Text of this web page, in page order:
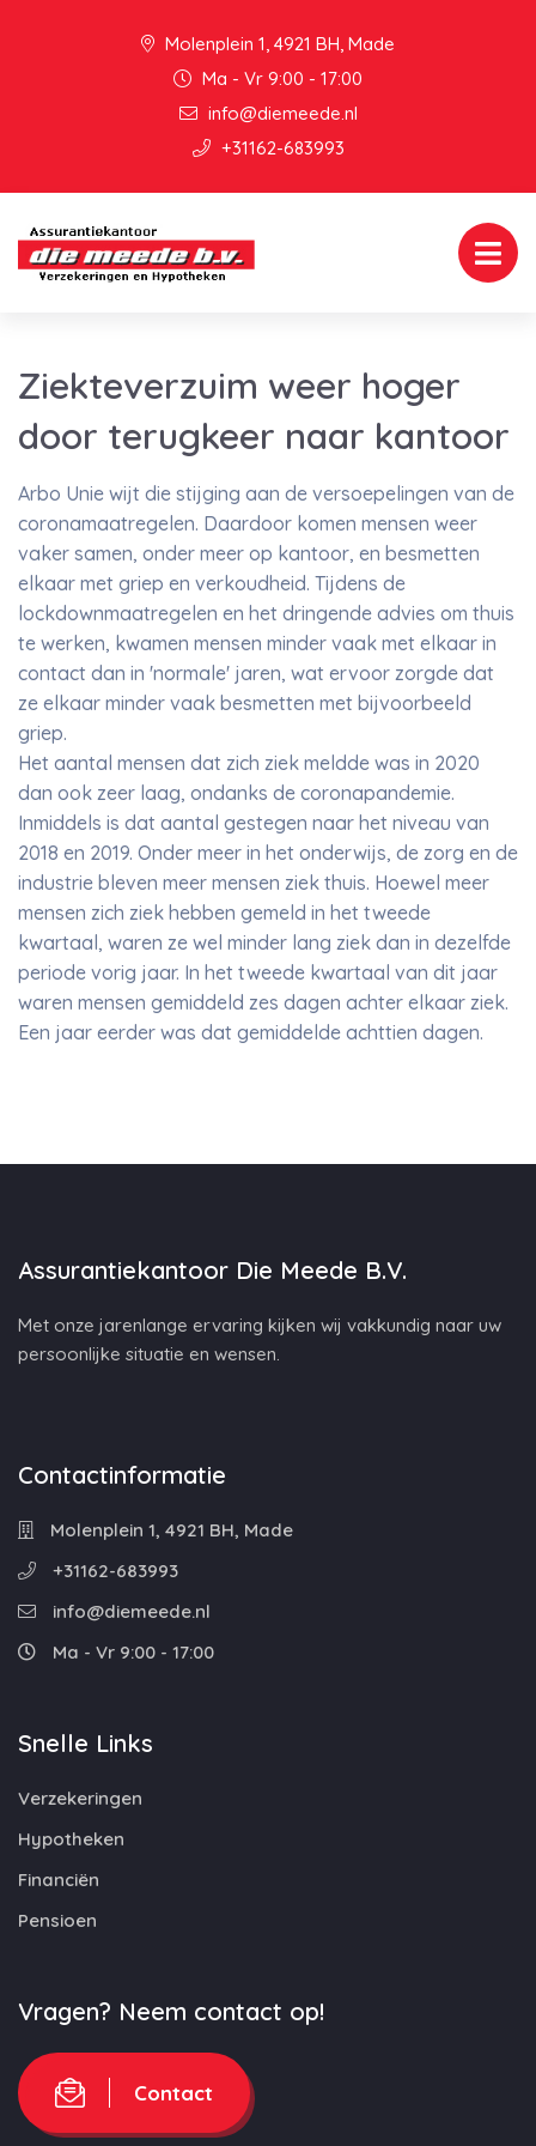
Molenplein 1, 4921 BH, Made
Ma - Vr 9:00 - 17:00
info@diemeede.nl
+31162-683993
Ziekteverzuim weer hoger
door terugkeer naar kantoor
Arbo Unie wijt die stijging aan de versoepelingen van de
coronamaatregelen. Daardoor komen mensen weer
vaker samen, onder meer op kantoor, en besmetten
elkaar met griep en verkoudheid. Tijdens de
lockdownmaatregelen en het dringende advies om thuis
te werken, kwamen mensen minder vaak met elkaar in
contact dan in 'normale' jaren, wat ervoor zorgde dat
ze elkaar minder vaak besmetten met bijvoorbeeld
griep.
Het aantal mensen dat zich ziek meldde was in 2020
dan ook zeer laag, ondanks de coronapandemie.
Inmiddels is dat aantal gestegen naar het niveau van
2018 en 2019. Onder meer in het onderwijs, de zorg en de
industrie bleven meer mensen ziek thuis. Hoewel meer
mensen zich ziek hebben gemeld in het tweede
kwartaal, waren ze wel minder lang ziek dan in dezelfde
periode vorig jaar. In het tweede kwartaal van dit jaar
waren mensen gemiddeld zes dagen achter elkaar ziek.
Een jaar eerder was dat gemiddelde achttien dagen.
Assurantiekantoor Die Meede B.V.
Met onze jarenlange ervaring kijken wij vakkundig naar uw
persoonlijke situatie en wensen.
Contactinformatie
Molenplein 1, 4921 BH, Made
+31162-683993
info@diemeede.nl
Ma - Vr 9:00 - 17:00
Snelle Links
Verzekeringen
Hypotheken
Financiën
Pensioen
Vragen? Neem contact op!
Contact